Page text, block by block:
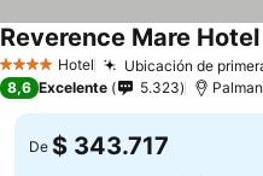
4 EstrellasHotel Ubicación de
Reverence Mare
8,6 Excelente 5.323
De $ 343.717